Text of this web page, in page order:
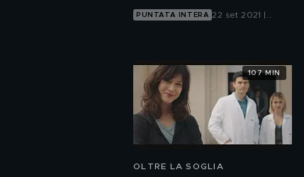
PUNTATA INTERA 22 set 2021 |
OLTRE LA SOGLIA
107 MIN